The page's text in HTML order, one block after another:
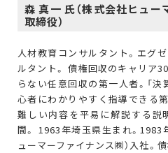
森 真一 氏（株式会社ヒュ
取締役）
人材教育コンサルタント。エグ
ルタント。 債権回収のキャリア
らない任意回収の第一人者。「決
心者にわかりやすく指導できる
難しい内容を平易に解説する説
間。 1963年埼玉県生まれ。1983
ューマーファイナンス㈱）入社。